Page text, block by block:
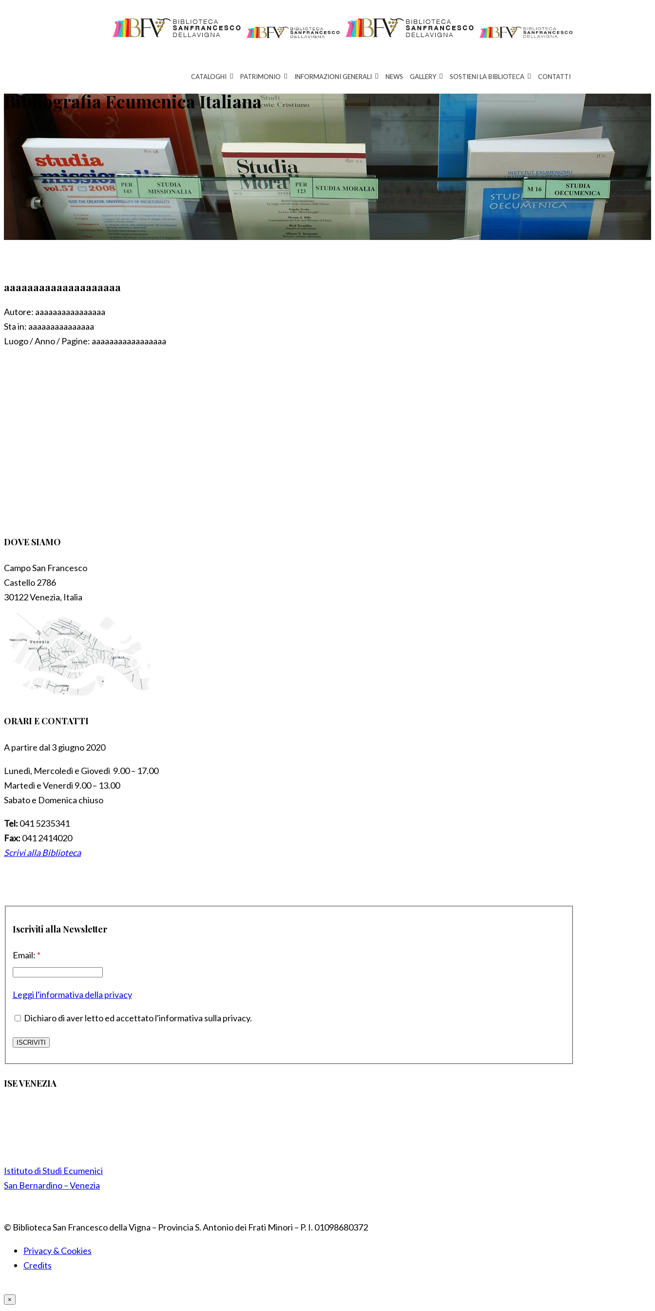
CATALOGHI PATRIMONIO INFORMAZIONI GENERALI NEWS GALLERY SOSTIENI LA BIBLIOTECA CONTATTI
Bibliografia Ecumenica Italiana
aaaaaaaaaaaaaaaaaaaa
Autore: aaaaaaaaaaaaaaaa
Sta in: aaaaaaaaaaaaaaa
Luogo / Anno / Pagine: aaaaaaaaaaaaaaaaa
DOVE SIAMO
Campo San Francesco
Castello 2786
30122 Venezia, Italia
ORARI E CONTATTI
A partire dal 3 giugno 2020
Lunedì, Mercoledì e Giovedì 9.00 – 17.00
Martedì e Venerdì 9.00 – 13.00
Sabato e Domenica chiuso
Tel: 041 5235341
Fax: 041 2414020
Scrivi alla Biblioteca
Iscriviti alla Newsletter
Email: *
Leggi l'informativa della privacy
Dichiaro di aver letto ed accettato l'informativa sulla privacy.
ISE VENEZIA
Istituto di Studi Ecumenici
San Bernardino – Venezia
© Biblioteca San Francesco della Vigna – Provincia S. Antonio dei Frati Minori – P. I. 01098680372
Privacy & Cookies
Credits
×